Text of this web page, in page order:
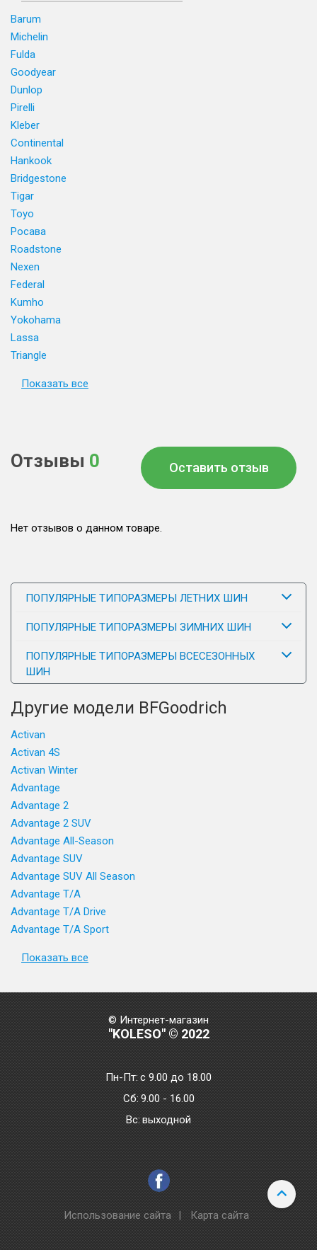
Barum
Michelin
Fulda
Goodyear
Dunlop
Pirelli
Kleber
Continental
Hankook
Bridgestone
Tigar
Toyo
Росава
Roadstone
Nexen
Federal
Kumho
Yokohama
Lassa
Triangle
Показать все
Отзывы 0 Оставить отзыв
Нет отзывов о данном товаре.
ПОПУЛЯРНЫЕ ТИПОРАЗМЕРЫ ЛЕТНИХ ШИН
ПОПУЛЯРНЫЕ ТИПОРАЗМЕРЫ ЗИМНИХ ШИН
ПОПУЛЯРНЫЕ ТИПОРАЗМЕРЫ ВСЕСЕЗОННЫХ
ШИН
Другие модели BFGoodrich
Activan
Activan 4S
Activan Winter
Advantage
Advantage 2
Advantage 2 SUV
Advantage All-Season
Advantage SUV
Advantage SUV All Season
Advantage T/A
Advantage T/A Drive
Advantage T/A Sport
Показать все
© Интернет-магазин
"KOLESO" © 2022
Пн-Пт:с 9.00 до 18.00
Сб: 9.00 - 16.00
Bc: выходной
Использование сайта | Карта сайта